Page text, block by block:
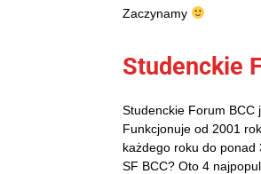
Zaczynamy
Studenckie
Studenckie Forum BCC
Funkcjonuje od 2001
każdego roku do ponad
SF BCC? Oto 4